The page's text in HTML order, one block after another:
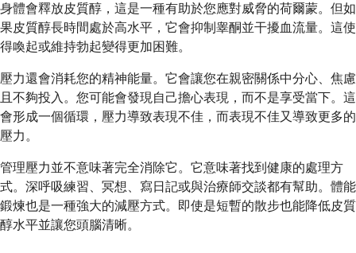
身體會釋放皮質醇，這是一種有助於您應對威脅的荷爾蒙。但如
果皮質醇長時間處於高水平，它會抑制睾酮並干擾血流量。這使
得喚起或維持勃起變得更加困難。
壓力還會消耗您的精神能量。它會讓您在親密關係中分心、焦慮
且不夠投入。您可能會發現自己擔心表現，而不是享受當下。這
會形成一個循環，壓力導致表現不佳，而表現不佳又導致更多的
壓力。
管理壓力並不意味著完全消除它。它意味著找到健康的處理方
式。深呼吸練習、冥想、寫日記或與治療師交談都有幫助。體能
鍛煉也是一種強大的減壓方式。即使是短暫的散步也能降低皮質
醇水平並讓您頭腦清晰。